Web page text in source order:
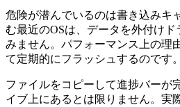
危険が潜んでいるのは書き込みキ
む最近のOSは、データを外付け
みません。パフォーマンス上の理
て定期的にフラッシュするのです。
ファイルをコピーして進捗バーが
イブ上にあるとは限りません。実